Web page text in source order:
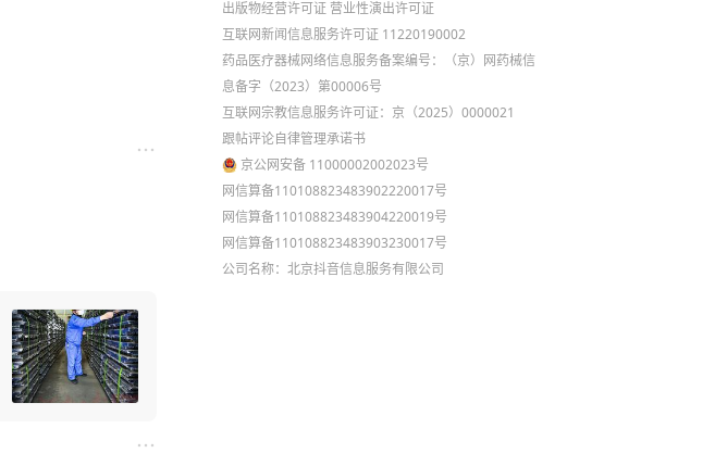
出版物经营许可证 营业性演出许可证
互联网新闻信息服务许可证 11220190002
药品医疗器械网络信息服务备案编号：（京）网药械信
息备字（2023）第00006号
互联网宗教信息服务许可证：京（2025）0000021
跟帖评论自律管理承诺书
京公网安备 11000002002023号
网信算备110108823483902220017号
网信算备110108823483904220019号
网信算备110108823483903230017号
公司名称：北京抖音信息服务有限公司